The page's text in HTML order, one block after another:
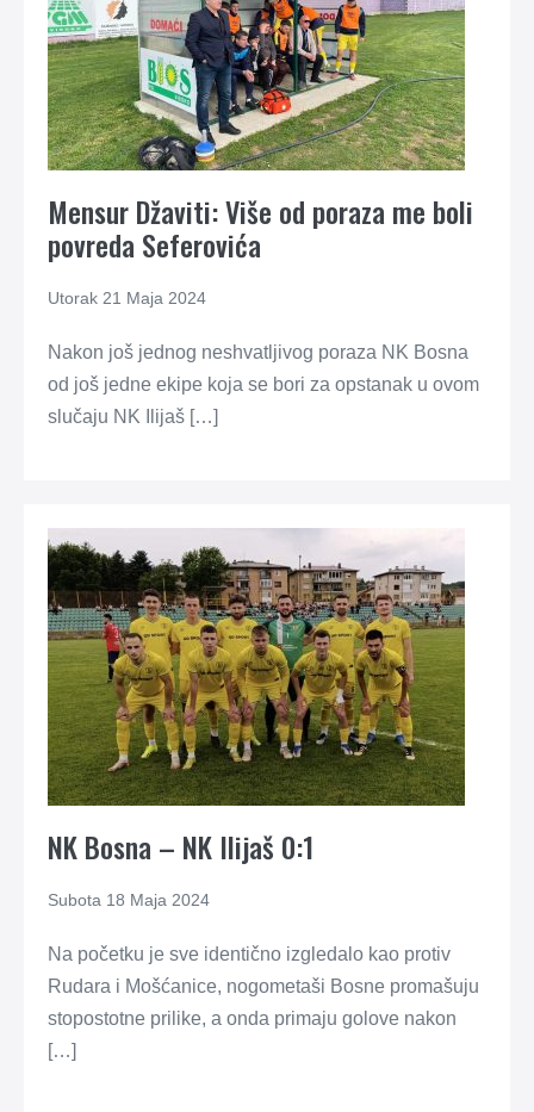
Mensur Džaviti: Više od poraza me boli
povreda Seferovića
Utorak 21 Maja 2024
Nakon još jednog neshvatljivog poraza NK Bosna
od još jedne ekipe koja se bori za opstanak u ovom
slučaju NK Ilijaš […]
NK Bosna – NK Ilijaš 0:1
Subota 18 Maja 2024
Na početku je sve identično izgledalo kao protiv
Rudara i Mošćanice, nogometaši Bosne promašuju
stopostotne prilike, a onda primaju golove nakon
[…]